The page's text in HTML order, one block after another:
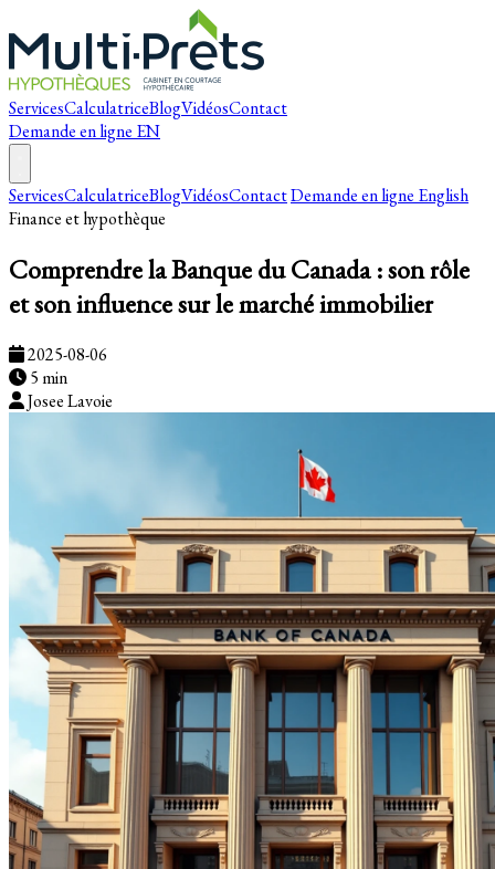
ServicesCalculatriceBlogVidéosContact
Demande en ligne EN
ServicesCalculatriceBlogVidéosContactDemande en ligne English
Finance et hypothèque
Comprendre la Banque du Canada : son rôle
et son influence sur le marché immobilier
2025-08-06
5 min
Josee Lavoie